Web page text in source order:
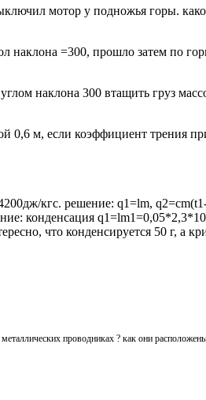
мотор у подножья горы.
наклона =300, прошло затем по
наклона 300 втащить груз
0,6 м, если коэффициент трения
кгс. решение: q1=lm,
конденсация
что конденсируется 50 г, а
проводниках ? как они